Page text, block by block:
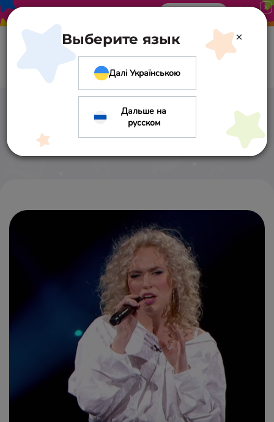
Елизавета Овраменко
×
Выберите язык
Далі Українською
Дальше на
русском